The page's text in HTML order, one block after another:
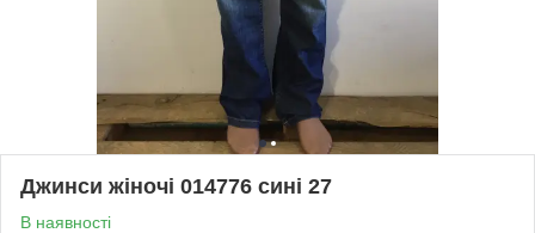
Джинси жіночі 014776 сині 27
В наявності